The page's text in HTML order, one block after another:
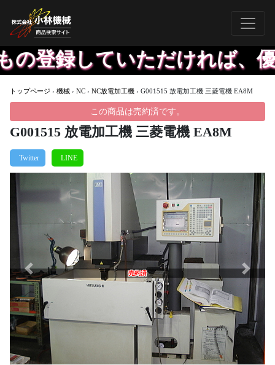
していただければ、優先し
トップページ › 機械 › NC › NC放電加工機 › G001515 放電加工機 三菱電機 EA8M
この商品は売約済です。
G001515 放電加工機 三菱電機 EA8M
売約済
Previous Next